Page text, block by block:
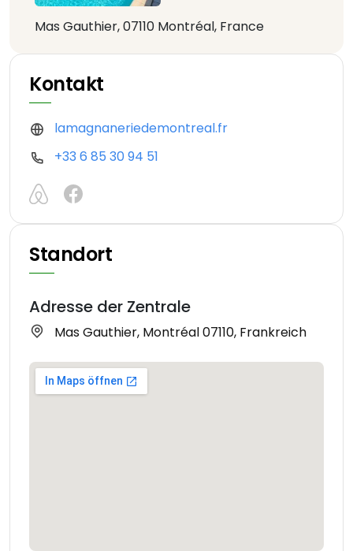
Mas Gauthier, 07110 Montréal, France
Kontakt
lamagnaneriedemontreal.fr
+33 6 85 30 94 51
Standort
Adresse der Zentrale
Mas Gauthier, Montréal 07110, Frankreich